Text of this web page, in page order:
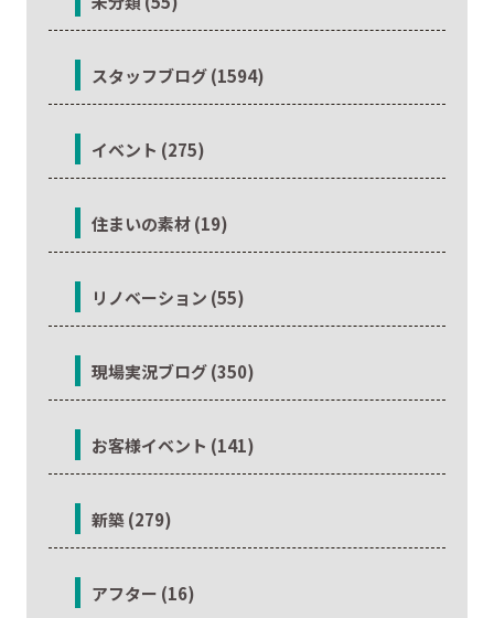
スタッフブログ (1594)
イベント (275)
住まいの素材 (19)
リノベーション (55)
現場実況ブログ (350)
お客様イベント (141)
新築 (279)
アフター (16)